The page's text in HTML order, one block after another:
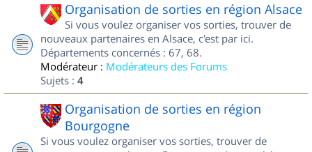
Organisation de sorties en région Alsace
Si vous voulez organiser vos sorties, trouver de
nouveaux partenaires en Alsace, c'est par ici.
Départements concernés : 67, 68.
Modérateur : Modérateurs des Forums
Sujets : 4
Organisation de sorties en région
Bourgogne
Si vous voulez organiser vos sorties, trouver de